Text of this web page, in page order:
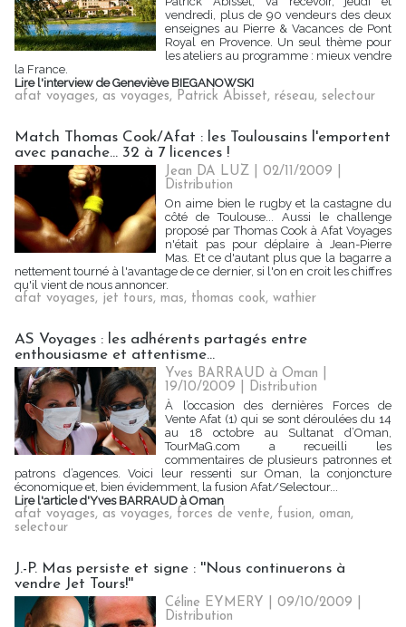
vendredi, plus de 90 vendeurs des deux
enseignes au Pierre & Vacances de Pont
Royal en Provence. Un seul thème pour
les ateliers au programme : mieux vendre
la France.
Lire l'interview de Geneviève BIEGANOWSKI
afat voyages, as voyages, Patrick Abisset, réseau, selectour
Match Thomas Cook/Afat : les Toulousains l'emportent
avec panache... 32 à 7 licences !
Jean DA LUZ | 02/11/2009
Distribution
On aime bien le rugby et la castagne du
côté de Toulouse... Aussi le challenge
proposé par Thomas Cook à Afat Voyages
n'était pas pour déplaire à Jean-Pierre
Mas. Et ce d'autant plus que la bagarre a
nettement tourné à l'avantage de ce dernier, si l'on en croit les chiffres
qu'il vient de nous annoncer.
afat voyages, jet tours, mas, thomas cook, wathier
AS Voyages : les adhérents partagés entre
enthousiasme et attentisme...
Yves BARRAUD à Oman |
19/10/2009
Distribution
À l’occasion des dernières Forces de
Vente Afat (1) qui se sont déroulées du 14
au 18 octobre au Sultanat d’Oman,
TourMaG.com a recueilli les
commentaires de plusieurs patronnes et
patrons d’agences. Voici leur ressenti sur Oman, la conjoncture
économique et, bien évidemment, la fusion Afat/Selectour...
Lire l'article d'Yves BARRAUD à Oman
afat voyages, as voyages, forces de vente, fusion, oman,
selectour
J.-P. Mas persiste et signe : ''Nous continuerons à
vendre Jet Tours!''
Céline EYMERY | 09/10/2009
Distribution